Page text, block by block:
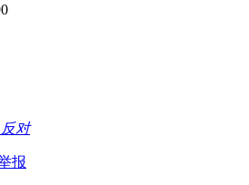
反对
报